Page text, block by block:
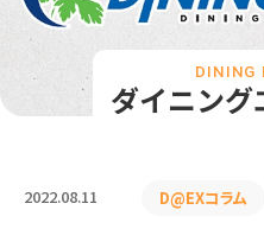
ダイニング
DINING
2022.08.11 D@EXコラム